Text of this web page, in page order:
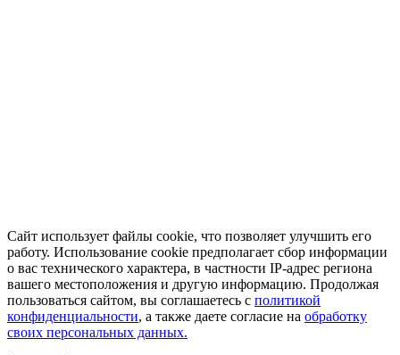
Сайт использует файлы cookie, что позволяет улучшить его
работу. Использование cookie предполагает сбор информации
о вас технического характера, в частности IP-адрес региона
вашего местоположения и другую информацию. Продолжая
пользоваться сайтом, вы соглашаетесь с политикой
конфиденциальности, а также даете согласие на обработку
своих персональных данных.